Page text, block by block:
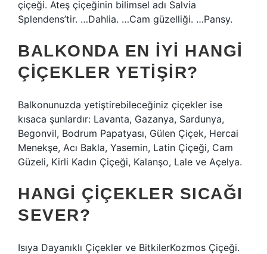
çiçeği. Ateş çiçeğinin bilimsel adı Salvia
Splendens’tir. …Dahlia. …Cam güzelliği. …Pansy.
BALKONDA EN IYI HANGI
ÇIÇEKLER YETIŞIR?
Balkonunuzda yetiştirebileceğiniz çiçekler ise
kısaca şunlardır: Lavanta, Gazanya, Sardunya,
Begonvil, Bodrum Papatyası, Gülen Çiçek, Hercai
Menekşe, Acı Bakla, Yasemin, Latin Çiçeği, Cam
Güzeli, Kirli Kadın Çiçeği, Kalanşo, Lale ve Açelya.
HANGI ÇIÇEKLER SICAĞI
SEVER?
Isıya Dayanıklı Çiçekler ve BitkilerKozmos Çiçeği.